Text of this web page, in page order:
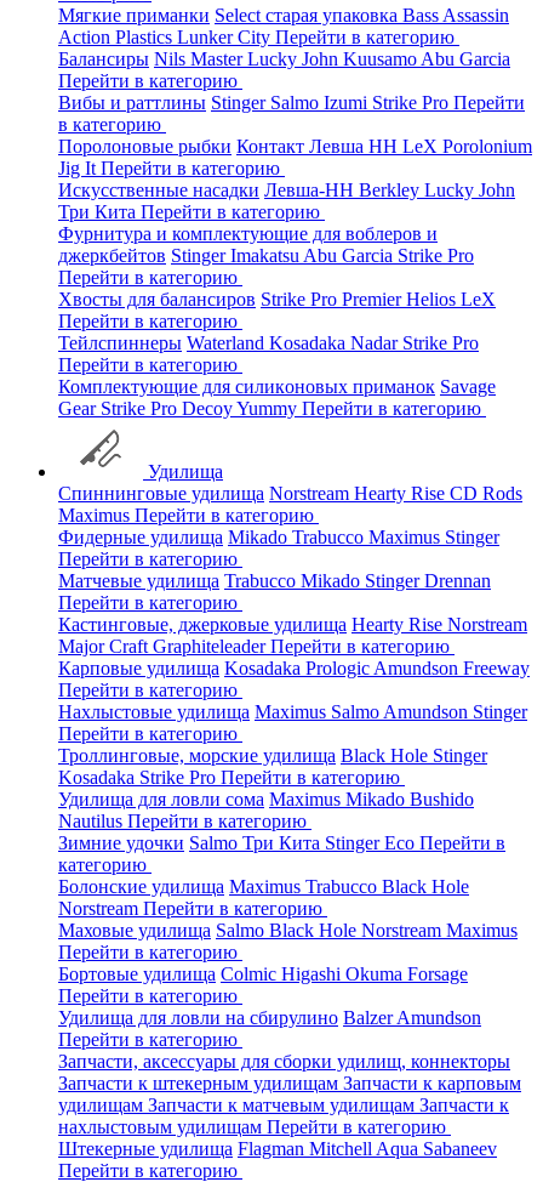
Мягкие приманки Select старая упаковка Bass Assassin
Action Plastics Lunker City Перейти в категорию
Балансиры Nils MasterLucky John Kuusamo Abu Garcia
Перейти в категорию
Вибы и раттлины Stinger Salmo Izumi Strike Pro Перейти
в категорию
Поролоновые рыбки Контакт Левша НН LeX Porolonium
Jig It Перейти в категорию
Искусственные насадки Левша-НН Berkley Lucky John
Три Кита Перейти в категорию
Фурнитура и комплектующие для воблеров и
джеркбейтов StingerImakatsu Abu Garcia Strike Pro
Перейти в категорию
Хвосты для балансиров Strike Pro PremierHelios LeX
Перейти в категорию
Тейлспиннеры Waterland Kosadaka Nadar Strike Pro
Перейти в категорию
Комплектующие для силиконовых приманок Savage
Gear Strike Pro DecoyYummy Перейти в категорию
Удилища
Спиннинговые удилища Norstream Hearty Rise CD Rods
Maximus Перейти в категорию
Фидерные удилища Mikado Trabucco Maximus Stinger
Перейти в категорию
Матчевые удилища Trabucco Mikado StingerDrennan
Перейти в категорию
Кастинговые, джерковые удилища Hearty Rise Norstream
Major Craft GraphiteleaderПерейти в категорию
Карповые удилища Kosadaka Prologic Amundson Freeway
Перейти в категорию
Нахлыстовые удилища Maximus Salmo Amundson Stinger
Перейти в категорию
Троллинговые, морские удилища Black Hole Stinger
Kosadaka Strike Pro Перейти в категорию
Удилища для ловли сома Maximus Mikado Bushido
Nautilus Перейти в категорию
Зимние удочки Salmo Три Кита StingerEco Перейти в
категорию
Болонские удилища Maximus Trabucco Black Hole
Norstream Перейти в категорию
Маховые удилища Salmo Black Hole Norstream Maximus
Перейти в категорию
Бортовые удилища Colmic Higashi Okuma Forsage
Перейти в категорию
Удилища для ловли на сбирулино BalzerAmundson
Перейти в категорию
Запчасти, аксессуары для сборки удилищ, коннекторы
Запчасти к штекерным удилищам Запчасти к карповым
удилищам Запчасти к матчевым удилищам Запчасти к
нахлыстовым удилищам Перейти в категорию
Штекерные удилища Flagman Mitchell Aqua Sabaneev
Перейти в категорию